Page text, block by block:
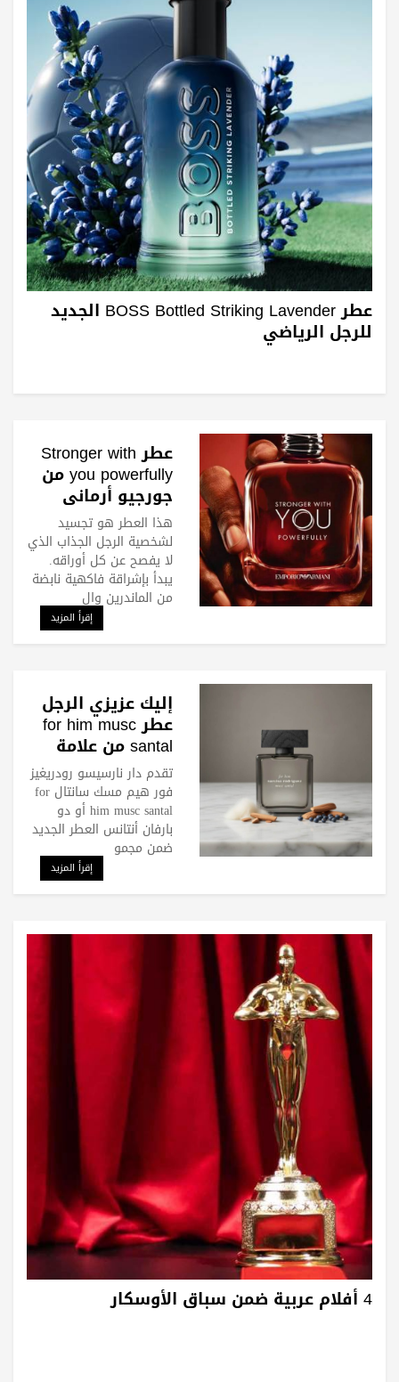
عطر BOSS Bottled Striking Lavender الجديد
للرجل الرياضي
عطر Stronger with
you powerfully من
جورجيو أرماني
للرجل العصري
هذا العطر هو تجسيد
لشخصية الرجل الجذاب الذي
لا يفصح عن كل أوراقه.
يبدأ بإشراقة فاكهية نابضة
من الماندرين وال
إقرأ المزيد
إليك عزيزي الرجل
عطر for him musc
santal من علامة
نارسيسو رودريغيز
تقدم دار نارسيسو رودريغيز
فور هيم مسك سانتال for
him musc santal أو دو
بارفان أنتانس العطر الجديد
ضمن مجمو
إقرأ المزيد
4 أفلام عربية ضمن سباق الأوسكار